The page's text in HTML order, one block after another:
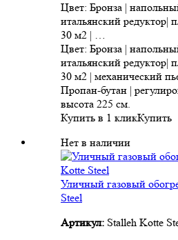
Цвет: Бронза |
итальянский редуктор|
30 м2 | …
Цвет: Бронза |
итальянский редуктор|
30 м2 | механический
Пропан-бутан |
высота 225 см.
Купить в 1 кликКупить
Нет в наличии
Уличный газовый
Steel
Артикул: Stalleh Kotte